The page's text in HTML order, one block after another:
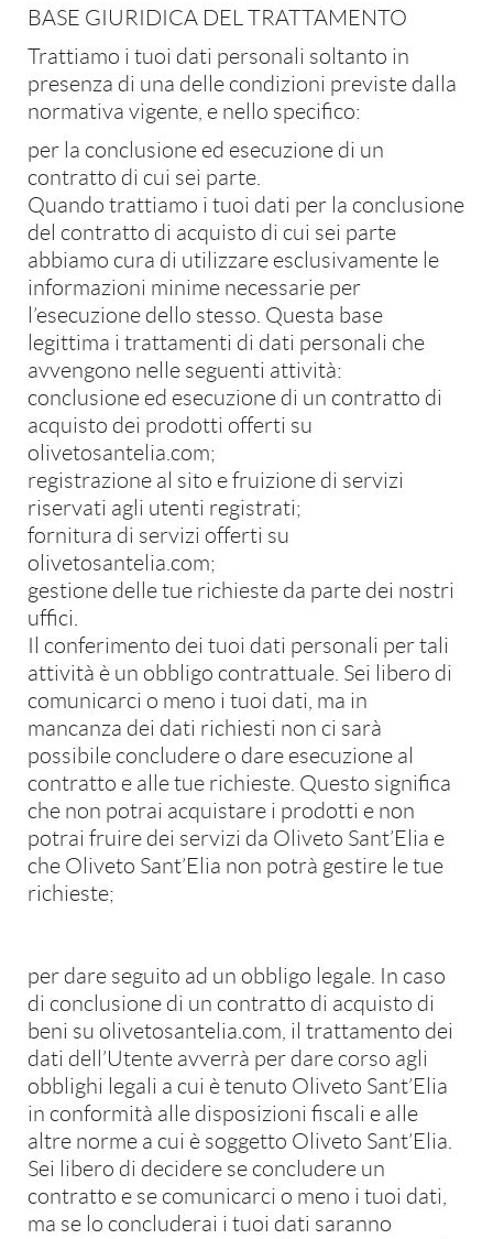
BASE GIURIDICA DEL TRATTAMENTO
Trattiamo i tuoi dati personali soltanto in
presenza di una delle condizioni previste dalla
normativa vigente, e nello specifico:
per la conclusione ed esecuzione di un
contratto di cui sei parte.
Quando trattiamo i tuoi dati per la conclusione
del contratto di acquisto di cui sei parte
abbiamo cura di utilizzare esclusivamente le
informazioni minime necessarie per
l’esecuzione dello stesso. Questa base
legittima i trattamenti di dati personali che
avvengono nelle seguenti attività:
conclusione ed esecuzione di un contratto di
acquisto dei prodotti offerti su
olivetosantelia.com;
registrazione al sito e fruizione di servizi
riservati agli utenti registrati;
fornitura di servizi offerti su
olivetosantelia.com;
gestione delle tue richieste da parte dei nostri
uffici.
Il conferimento dei tuoi dati personali per tali
attività è un obbligo contrattuale. Sei libero di
comunicarci o meno i tuoi dati, ma in
mancanza dei dati richiesti non ci sarà
possibile concludere o dare esecuzione al
contratto e alle tue richieste. Questo significa
che non potrai acquistare i prodotti e non
potrai fruire dei servizi da Oliveto Sant’Elia e
che Oliveto Sant’Elia non potrà gestire le tue
richieste;
per dare seguito ad un obbligo legale. In caso
di conclusione di un contratto di acquisto di
beni su olivetosantelia.com, il trattamento dei
dati dell’Utente avverrà per dare corso agli
obblighi legali a cui è tenuto Oliveto Sant’Elia
in conformità alle disposizioni fiscali e alle
altre norme a cui è soggetto Oliveto Sant’Elia.
Sei libero di decidere se concludere un
contratto e se comunicarci o meno i tuoi dati,
ma se lo concluderai i tuoi dati saranno
Privacy Policy
I tuoi dati personali verranno utilizzati per supportare la tua esperienza
su questo sito web, per gestire l’accesso al tuo account e per altri scopi
descritti nella nostraPrivacy Policy
Website credits
Guido Bettinsoli Digital Studio